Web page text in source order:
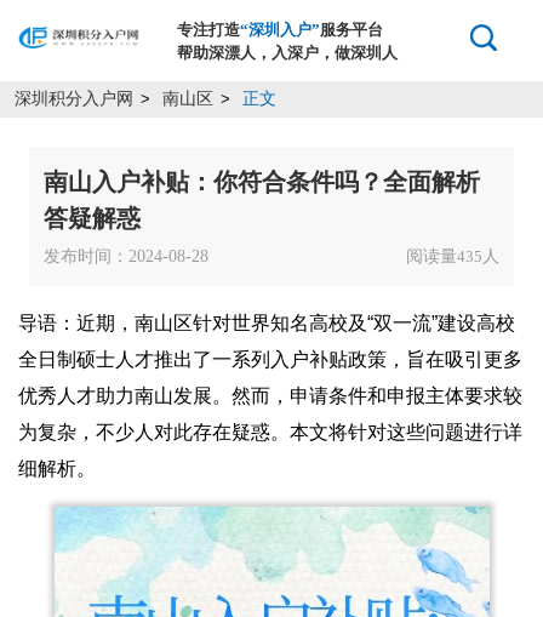
专注打造“深圳入户”服务平台
帮助深漂人，入深户，做深圳人
深圳积分入户网 > 南山区 > 正文
南山入户补贴：你符合条件吗？全面解析
答疑解惑
发布时间：2024-08-28 阅读量435 人
导语：近期，南山区针对世界知名高校及“双一流”建设高校
全日制硕士人才推出了一系列入户补贴政策，旨在吸引更多
优秀人才助力南山发展。然而，申请条件和申报主体要求较
为复杂，不少人对此存在疑惑。本文将针对这些问题进行详
细解析。